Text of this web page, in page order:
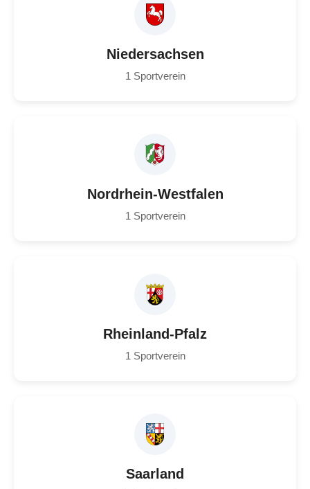
Niedersachsen
1 Sportverein
Nordrhein-Westfalen
1 Sportverein
Rheinland-Pfalz
1 Sportverein
Saarland